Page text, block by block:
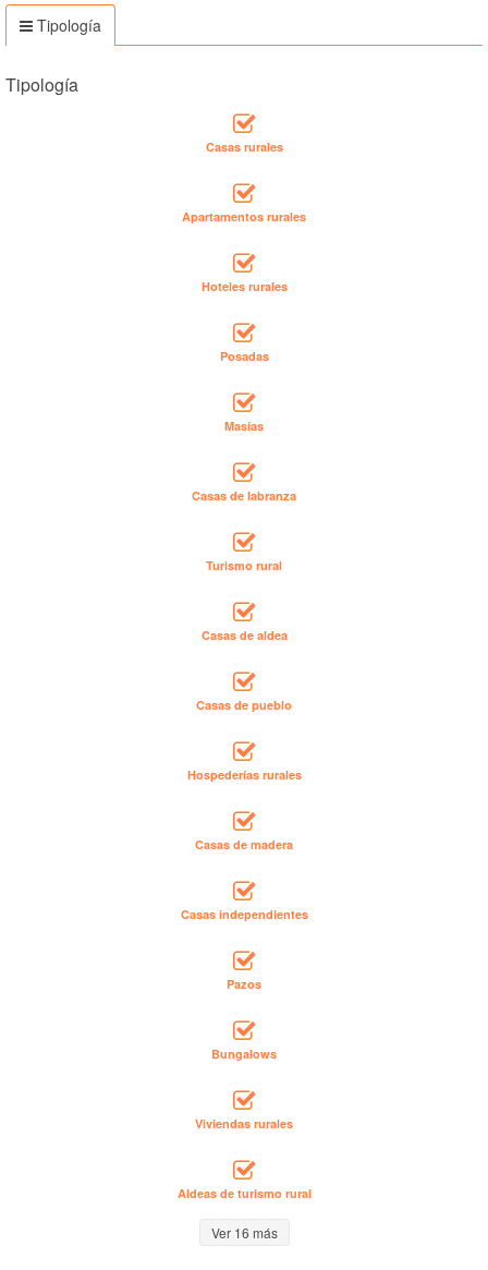
Tipología
Tipología
Casas rurales
Apartamentos rurales
Hoteles rurales
Posadas
Masías
Casas de labranza
Turismo rural
Casas de aldea
Casas de pueblo
Hospederías rurales
Casas de madera
Casas independientes
Pazos
Bungalows
Viviendas rurales
Aldeas de turismo rural
Ver 16 más